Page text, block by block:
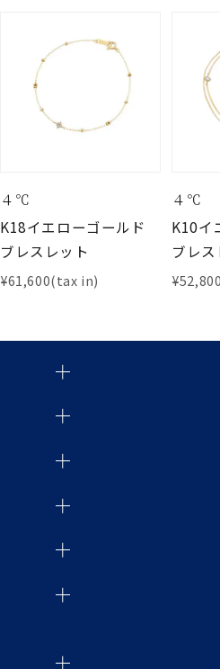
４℃
K18イエローゴールド
ブレスレット
¥61,600(tax in)
４℃
K10イ
ブレ